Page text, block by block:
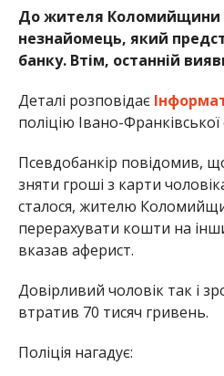
До жителя Коломийщини
незнайомець, який
банку. Втім, останній
Деталі розповідає
поліцію Івано-Франківської
Псевдобанкір повідомив,
зняти гроші з карти
сталося, жителю
перерахувати кошти на
вказав аферист.
Довірливий чоловік так і
втратив 70 тисяч гривень.
Поліція нагадує: